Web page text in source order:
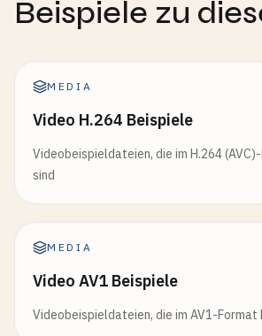
Beispiele zu
MEDIA
Video H.264 Beispiele
Videobeispieldateien, die im H.264
sind
MEDIA
Video AV1 Beispiele
Videobeispieldateien, die im AV1-Format